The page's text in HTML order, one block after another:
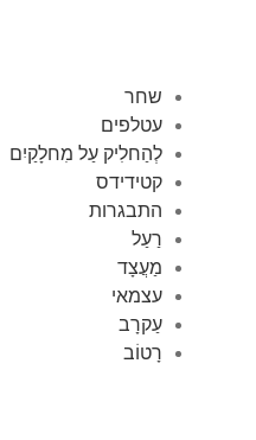
שחר
עטלפים
לְהַחלִיק עַל מִחלָקַיִם
קטידידס
התבגרות
רַעַל
מַעֲצָד
עצמאי
עַקרָב
רָטוֹב